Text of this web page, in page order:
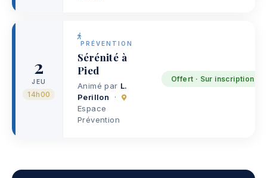
2
JEU
14h00
PRÉVENTION
Sérénité à
Pied
Animé par L.
Perillon ·
Espace
Prévention
Offert · Sur inscription